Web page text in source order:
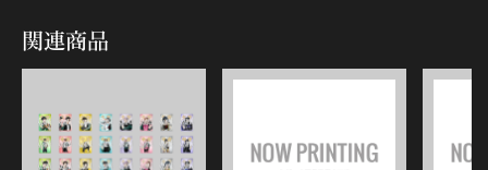
関連商品